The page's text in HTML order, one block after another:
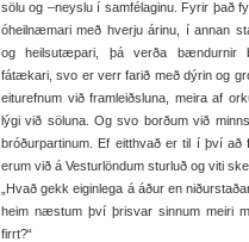
sölu og –neyslu í samfélaginu. Fyrir það
óheilnæmari með hverju árinu, í annan
og heilsutæpari, þá verða bændurnir
fátækari, svo er verr farið með dýrin og
eiturefnum við framleiðsluna, meira af
lýgi við söluna. Og svo borðum við
bróðurpartinum. Ef eitthvað er til í því
erum við á Vesturlöndum sturluð og viti
„Hvað gekk eiginlega á áður en
heim næstum því þrisvar sinnum meiri
firrt?“